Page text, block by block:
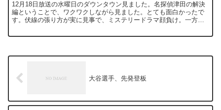
12月18日放送の水曜日のダウンタウン見ました。名探偵津田の解決
編ということで、ワクワクしながら見ました。とても面白かったで
す。伏線の張り方が実に見事で、ミステリードラマ顔負け。一方で
大谷選手、先発登板